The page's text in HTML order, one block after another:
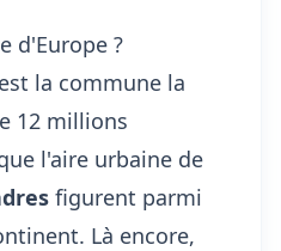
d'Europe ?
est la commune la
12 millions
l'aire urbaine de
figurent parmi
Là encore,